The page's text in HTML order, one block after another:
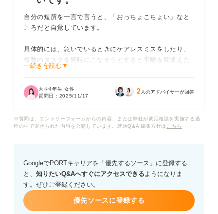
自分の短所を一言で言うと、「おっちょこちょい」なと
ころだと自覚しています。
具体的には、急いでいるときにケアレスミスをしたり、
複数のタスクを同時にこなそうとすると手順を間違えた
りすることがあります。
これを面接で短所として伝える際、「おっちょこちょ
⋯続きを読む▼
大学4年生 女性
質問日： 2025/11/17 2 人のアドバイザーが回答
※質問は、エントリーフォームからの内容、または弊社が就活相談を実施する過
程の中で寄せられた内容を公開しています。就活Q&A 編集方針は こちら
GoogleでPORTキャリアを「優先するソース」に登録する
と、 知りたいQ&Aへすぐにアクセスできるようになりま
す。ぜひご登録ください。
優先ソースに登録する